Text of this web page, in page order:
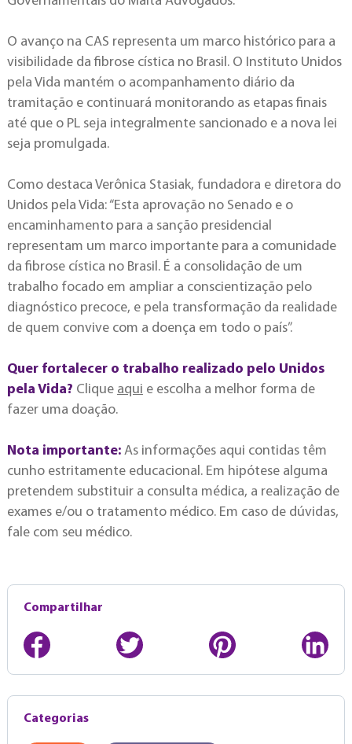
O avanço na CAS representa um marco histórico para a
visibilidade da fibrose cística no Brasil. O Instituto Unidos
pela Vida mantém o acompanhamento diário da
tramitação e continuará monitorando as etapas finais
até que o PL seja integralmente sancionado e a nova lei
seja promulgada.
Como destaca Verônica Stasiak, fundadora e diretora do
Unidos pela Vida: “Esta aprovação no Senado e o
encaminhamento para a sanção presidencial
representam um marco importante para a comunidade
da fibrose cística no Brasil. É a consolidação de um
trabalho focado em ampliar a conscientização pelo
diagnóstico precoce, e pela transformação da realidade
de quem convive com a doença em todo o país”.
Quer fortalecer o trabalho realizado pelo Unidos
pela Vida? Clique aqui e escolha a melhor forma de
fazer uma doação.
Nota importante:As informações aqui contidas têm
cunho estritamente educacional. Em hipótese alguma
pretendem substituir a consulta médica, a realização de
exames e/ou o tratamento médico. Em caso de dúvidas,
fale com seu médico.
Compartilhar
Categorias